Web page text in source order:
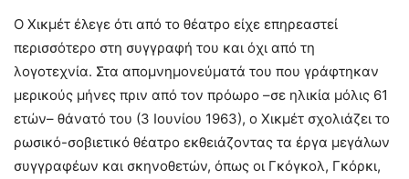
Ο Χικμέτ έλεγε ότι από το θέατρο είχε επηρεαστεί
περισσότερο στη συγγραφή του και όχι από τη
λογοτεχνία. Στα απομνημονεύματά του που γράφτηκαν
μερικούς μήνες πριν από τον πρόωρο –σε ηλικία μόλις 61
ετών– θάνατό του (3 Ιουνίου 1963), ο Χικμέτ σχολιάζει το
ρωσικό-σοβιετικό θέατρο εκθειάζοντας τα έργα μεγάλων
συγγραφέων και σκηνοθετών, όπως οι Γκόγκολ, Γκόρκι,